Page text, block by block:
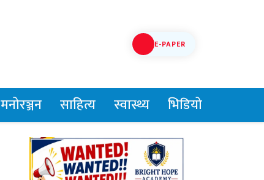
E-PAPER
मनोरञ्जन साहित्य स्वास्थ्य भिडियो